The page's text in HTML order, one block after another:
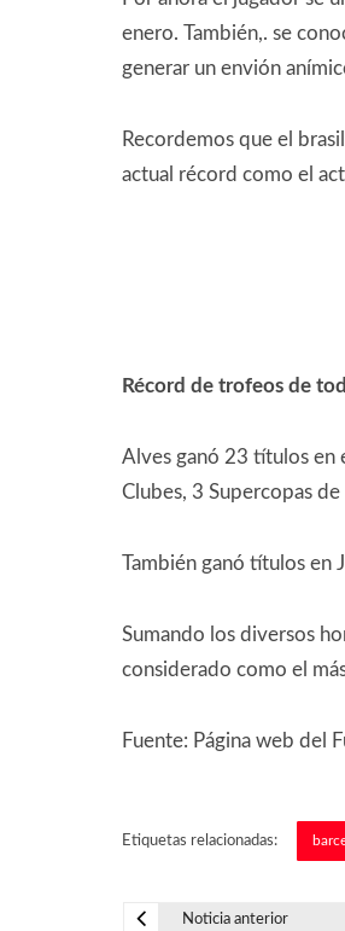
enero. También,. se
generar un envión
Recordemos que el
actual récord como el
Récord de trofeos de
Alves ganó 23 títulos en
Clubes, 3 Supercopas
También ganó títulos en
Sumando los diversos
considerado como el
Fuente: Página web del
Etiquetas relacionadas:
Noticia anterior